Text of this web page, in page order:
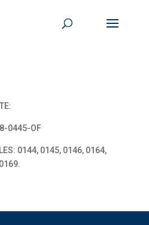
0445-OF
0144, 0145, 0146, 0164,